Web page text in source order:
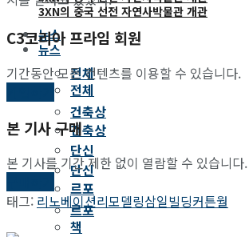
3XN의 중국 선전 자연사박물관 개관
뉴스
전체
건축상
단신
르포
뉴스
전체
건축상
단신
르포
책
C3코리아 프라임 회원
기간동안 모든 컨텐츠를 이용할 수 있습니다.
본 기사 구매
본 기사를 기간 제한 없이 열람할 수 있습니다.
태그: 리노베이션리모델링삼일빌딩커튼월